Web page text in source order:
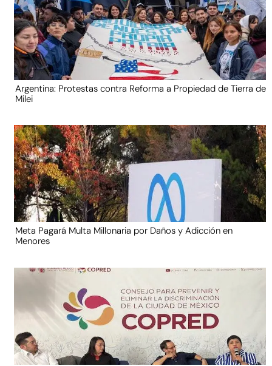
Argentina: Protestas contra Reforma a Propiedad de Tierra de
Milei
Meta Pagará Multa Millonaria por Daños y Adicción en
Menores